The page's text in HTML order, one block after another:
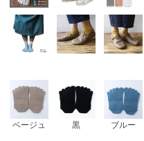
ベージュ 黒 ブルー